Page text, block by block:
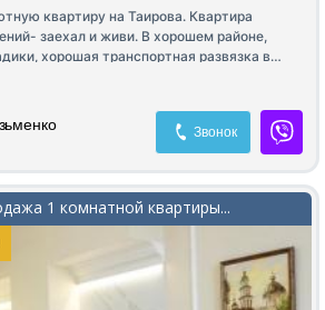
квартиру на Таирова. Квартира
заехал и живи. В хорошем районе,
хорошая транспортная развязка в
16 станция Золотой берег.
с хорошими замками, стеклопакет,
остаётся вся кухня, бойлер, душ
диван. Капитальный ремонт. Натяжные
Звонок
1 комнатной квартиры...